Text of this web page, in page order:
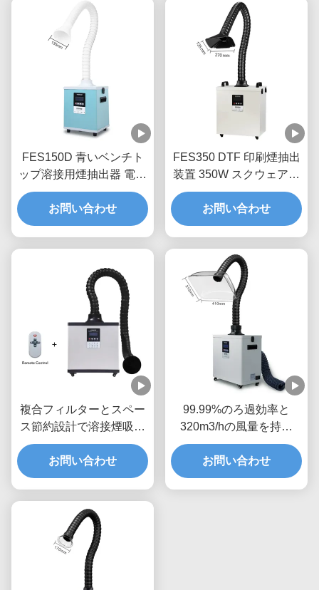
FES150D 青いベンチト
ップ溶接用煙抽出器 電子
煙抽出装置
お問い合わせ
FES350 DTF 印刷煙抽出
装置 350W スクウェアカ
バー付きポータブル煙抽
出機
お問い合わせ
複合フィルターとスペー
ス節約設計で溶接煙吸収
のための210Wのパワー
溶接煙抽出機
お問い合わせ
99.99%のろ過効率と
320m3/hの風量を持つ
210Wのはんだヒューム
抽出器（クリーンな作業
スペース用）
お問い合わせ